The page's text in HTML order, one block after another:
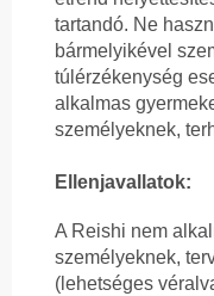
tartandó. Ne
bármelyikével
túlérzékenység
alkalmas
személyeknek,
Ellenjavallatok:
A Reishi nem
személyeknek,
(lehetséges